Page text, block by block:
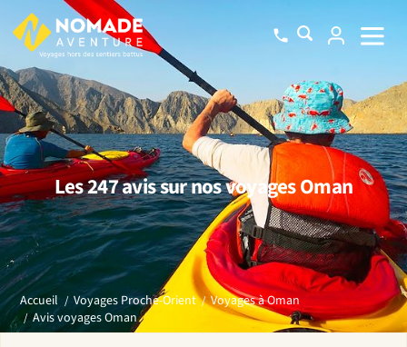
Les 247 avis sur nos voyages Oman
Accueil Voyages Proche-Orient
Voyages à Oman
Avis voyages Oman